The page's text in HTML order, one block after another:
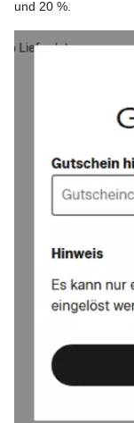
und 20 %.